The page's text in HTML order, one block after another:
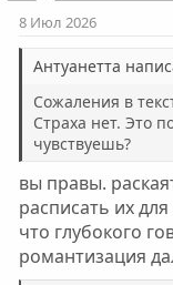
8 Июл 2026
Антуанетта
Сожаления в
Страха нет. Это
чувствуешь?
вы правы.
расписать их
что глубокого
романтизация